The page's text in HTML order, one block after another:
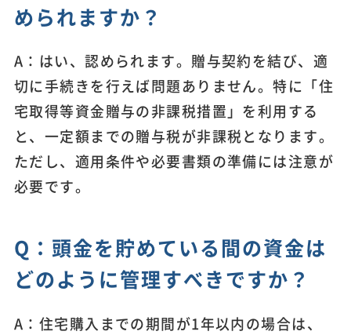
められますか？
A：はい、認められます。贈与契約を結び、適
切に手続きを行えば問題ありません。特に「住
宅取得等資金贈与の非課税措置」を利用する
と、一定額までの贈与税が非課税となります。
ただし、適用条件や必要書類の準備には注意が
必要です。
Q：頭金を貯めている間の資金は
どのように管理すべきですか？
A：住宅購入までの期間が1年以内の場合は、